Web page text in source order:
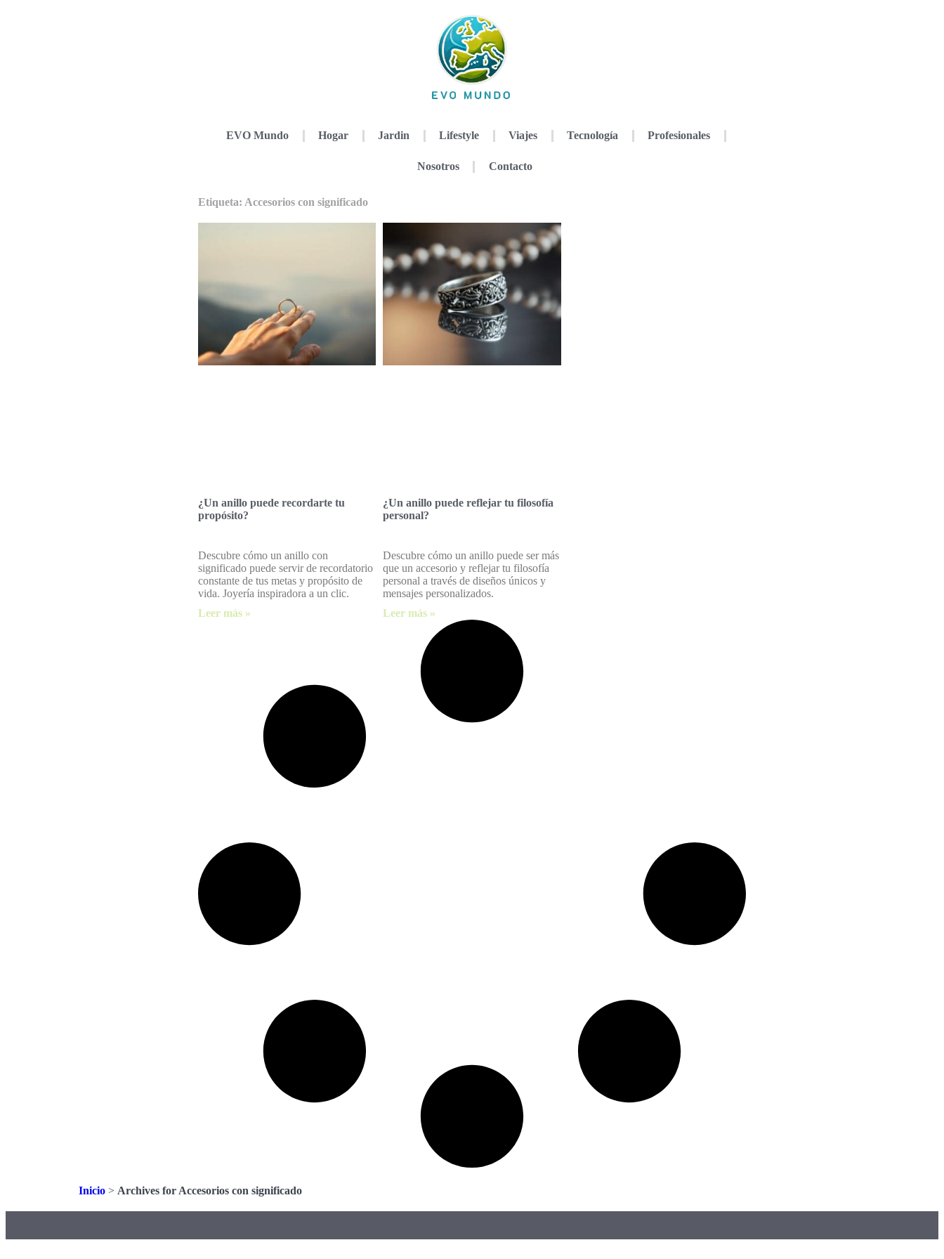
EVO Mundo Hogar Jardin Lifestyle Viajes Tecnología Profesionales
Nosotros Contacto
Etiqueta: Accesorios con significado
¿Un anillo puede recordarte tu
propósito?
Descubre cómo un anillo con
significado puede servir de recordatorio
constante de tus metas y propósito de
vida. Joyería inspiradora a un clic.
Leer más »
¿Un anillo puede reflejar tu filosofía
personal?
Descubre cómo un anillo puede ser más
que un accesorio y reflejar tu filosofía
personal a través de diseños únicos y
mensajes personalizados.
Leer más »
Inicio > Archives for Accesorios con significado